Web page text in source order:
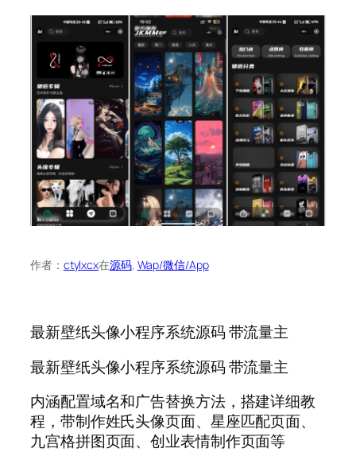
作者： ctylxcx在源码, Wap/微信/App
最新壁纸头像小程序系统源码 带流量主
最新壁纸头像小程序系统源码 带流量主
内涵配置域名和广告替换方法，搭建详细教
程，带制作姓氏头像页面、星座匹配页面、
九宫格拼图页面、创业表情制作页面等